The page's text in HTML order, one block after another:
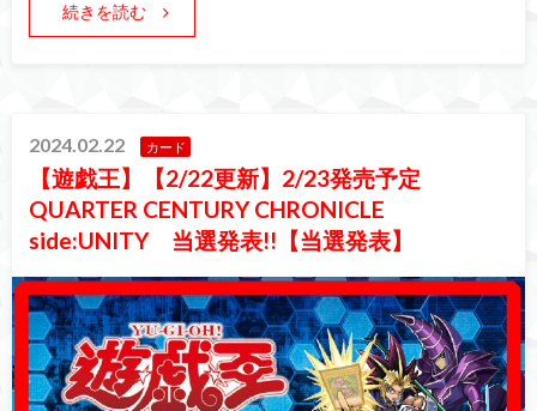
続きを読む
2024.02.22 カード
【遊戯王】【2/22更新】2/23発売予定
QUARTER CENTURY CHRONICLE
side:UNITY 当選発表!!【当選発表】